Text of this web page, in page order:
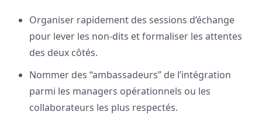
Organiser rapidement des sessions d’échange
pour lever les non-dits et formaliser les attentes
des deux côtés.
Nommer des “ambassadeurs” de l’intégration
parmi les managers opérationnels ou les
collaborateurs les plus respectés.